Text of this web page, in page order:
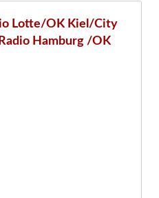
Lotte/OK Kiel/City
Hamburg /OK